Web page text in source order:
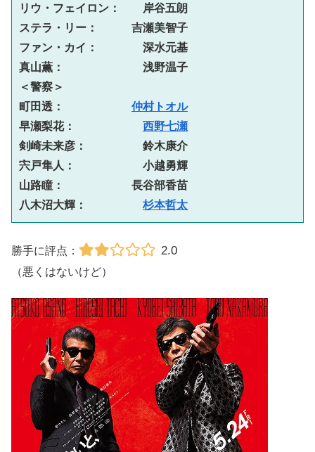
リウ・フェイロン：　　岸谷五朗
ステラ・リー：　　　吉瀬美智子
ファン・カイ：　　　　深水元基
真山薫：　　　　　　　浅野温子
＜警察＞
町田透： 仲村トオル
早瀬梨花： 西野七瀬
剣崎未来彦：　　　　　鈴木康介
宍戸隼人：　　　　　　小越勇輝
山路瞳：　　　　　　長谷部香苗
八木沼大輝： 杉本哲太
勝手に評点： 2.0
（悪くはないけど）